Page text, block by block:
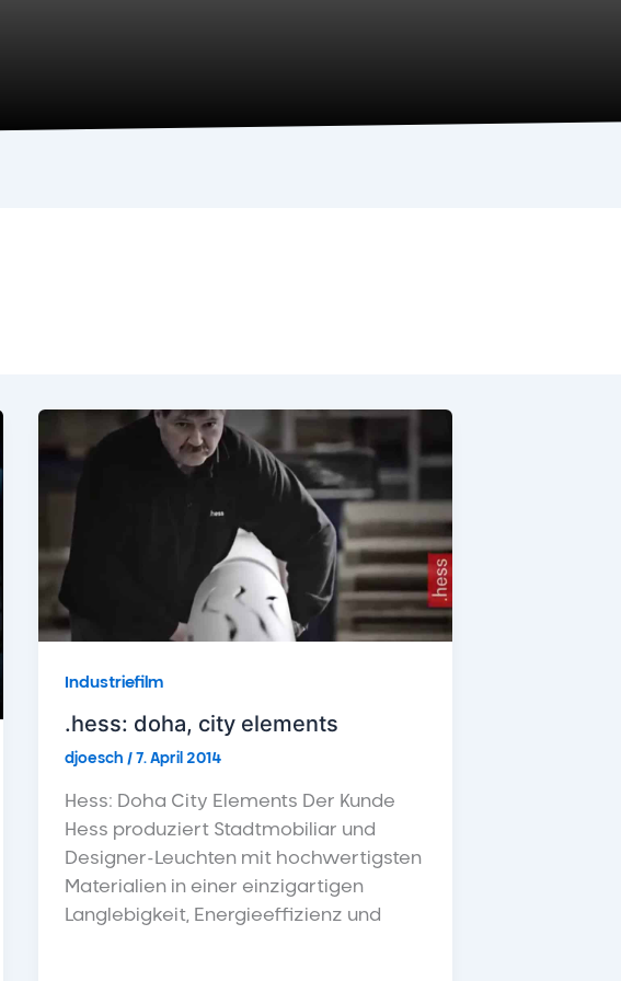
Industriefilm
.hess: doha, city elements
djoesch / 7. April 2014
Hess: Doha City Elements Der Kunde
Hess produziert Stadtmobiliar und
Designer-Leuchten mit hochwertigsten
Materialien in einer einzigartigen
Langlebigkeit, Energieeffizienz und